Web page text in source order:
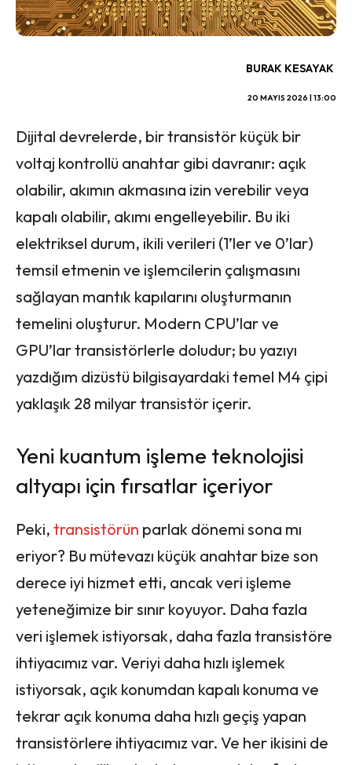
BURAK KESAYAK
20 MAYIS 2026 | 13:00
Dijital devrelerde, bir transistör küçük bir
voltaj kontrollü anahtar gibi davranır: açık
olabilir, akımın akmasına izin verebilir veya
kapalı olabilir, akımı engelleyebilir. Bu iki
elektriksel durum, ikili verileri (1’ler ve 0’lar)
temsil etmenin ve işlemcilerin çalışmasını
sağlayan mantık kapılarını oluşturmanın
temelini oluşturur. Modern CPU’lar ve
GPU’lar transistörlerle doludur; bu yazıyı
yazdığım dizüstü bilgisayardaki temel M4 çipi
yaklaşık 28 milyar transistör içerir.
Yeni kuantum işleme teknolojisi
altyapı için fırsatlar içeriyor
Peki, transistörün parlak dönemi sona mı
eriyor? Bu mütevazı küçük anahtar bize son
derece iyi hizmet etti, ancak veri işleme
yeteneğimize bir sınır koyuyor. Daha fazla
veri işlemek istiyorsak, daha fazla transistöre
ihtiyacımız var. Veriyi daha hızlı işlemek
istiyorsak, açık konumdan kapalı konuma ve
tekrar açık konuma daha hızlı geçiş yapan
transistörlere ihtiyacımız var. Ve her ikisini de